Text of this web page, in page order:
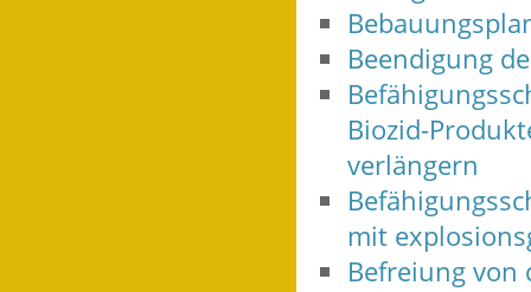
Beendigung
Biozid-
verlängern
mit
Befreiung von